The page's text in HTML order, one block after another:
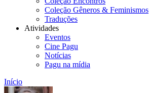
Coleção Gêneros & Feminismos
Traduções
Atividades
Eventos
Cine Pagu
Notícias
Pagu na mídia
Início